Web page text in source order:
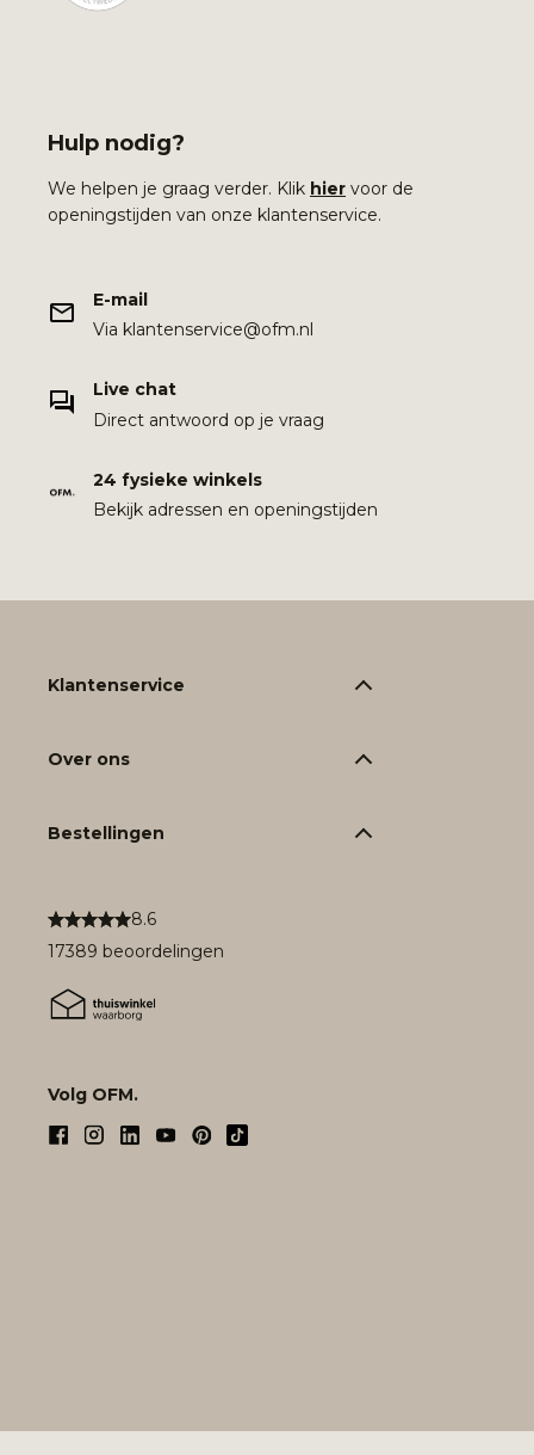
Hulp nodig?
We helpen je graag verder. Klik hier voor de
openingstijden van onze klantenservice.
E-mail
Via klantenservice@ofm.nl
Live chat
Direct antwoord op je vraag
24 fysieke winkels
Bekijk adressen en openingstijden
8.6
17389 beoordelingen
Volg OFM.
Klantenservice
Over ons
Bestellingen